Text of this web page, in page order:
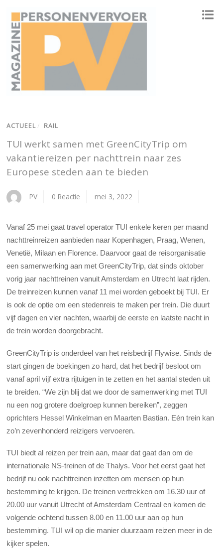
ACTUEEL / RAIL
TUI werkt samen met GreenCityTrip om
vakantiereizen per nachttrein naar zes
Europese steden aan te bieden
PV 0 Reactie mei 3, 2022
Vanaf 25 mei gaat travel operator TUI enkele keren per maand
nachttreinreizen aanbieden naar Kopenhagen, Praag, Wenen,
Venetië, Milaan en Florence. Daarvoor gaat de reisorganisatie
een samenwerking aan met GreenCityTrip, dat sinds oktober
vorig jaar nachttreinen vanuit Amsterdam en Utrecht laat rijden.
De treinreizen kunnen vanaf 11 mei worden geboekt bij TUI. Er
is ook de optie om een stedenreis te maken per trein. Die duurt
vijf dagen en vier nachten, waarbij de eerste en laatste nacht in
de trein worden doorgebracht.
GreenCityTrip is onderdeel van het reisbedrijf Flywise. Sinds de
start gingen de boekingen zo hard, dat het bedrijf besloot om
vanaf april vijf extra rijtuigen in te zetten en het aantal steden uit
te breiden. “We zijn blij dat we door de samenwerking met TUI
nu een nog grotere doelgroep kunnen bereiken”, zeggen
oprichters Hessel Winkelman en Maarten Bastian. Eén trein kan
zo’n zevenhonderd reizigers vervoeren.
TUI biedt al reizen per trein aan, maar dat gaat dan om de
internationale NS-treinen of de Thalys. Voor het eerst gaat het
bedrijf nu ook nachttreinen inzetten om mensen op hun
bestemming te krijgen. De treinen vertrekken om 16.30 uur of
20.00 uur vanuit Utrecht of Amsterdam Centraal en komen de
volgende ochtend tussen 8.00 en 11.00 uur aan op hun
bestemming. TUI wil op die manier duurzaam reizen meer in de
kijker spelen.